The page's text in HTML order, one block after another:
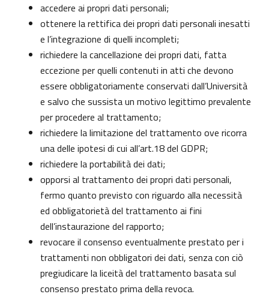
accedere ai propri dati personali;
ottenere la rettifica dei propri dati personali inesatti
e l’integrazione di quelli incompleti;
richiedere la cancellazione dei propri dati, fatta
eccezione per quelli contenuti in atti che devono
essere obbligatoriamente conservati dall’Università
e salvo che sussista un motivo legittimo prevalente
per procedere al trattamento;
richiedere la limitazione del trattamento ove ricorra
una delle ipotesi di cui all’art.18 del GDPR;
richiedere la portabilità dei dati;
opporsi al trattamento dei propri dati personali,
fermo quanto previsto con riguardo alla necessità
ed obbligatorietà del trattamento ai fini
dell’instaurazione del rapporto;
revocare il consenso eventualmente prestato per i
trattamenti non obbligatori dei dati, senza con ciò
pregiudicare la liceità del trattamento basata sul
consenso prestato prima della revoca.